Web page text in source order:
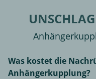
Was kostet die
Anhängerkupplung?